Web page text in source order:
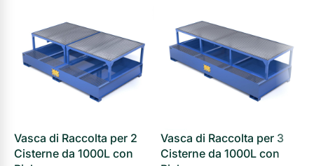
Vasca di Raccolta per 2
Cisterne da 1000L con
Vasca di Raccolta per 3
Cisterne da 1000L con